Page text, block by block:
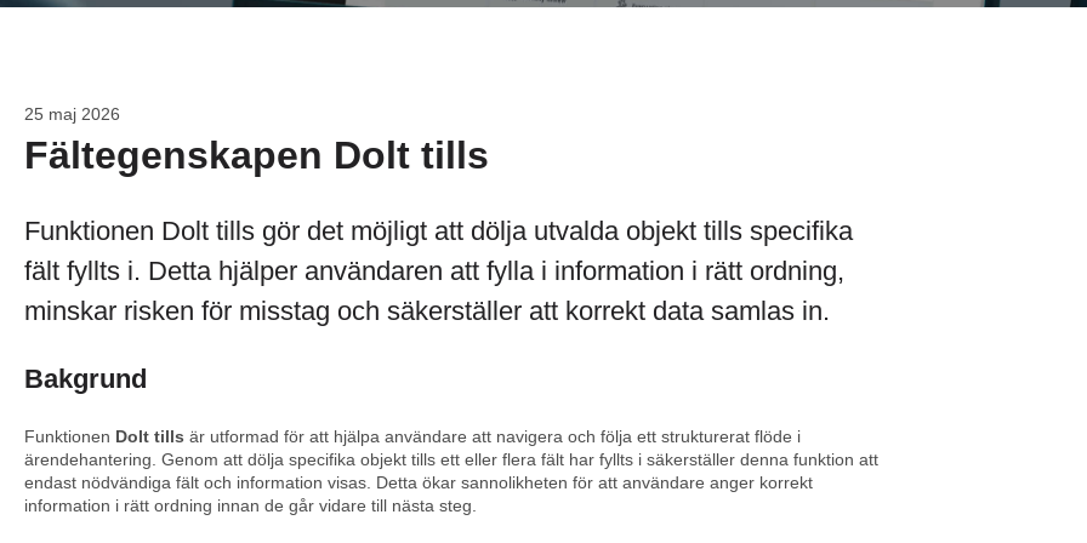
25 maj 2026
Fältegenskapen Dolt tills
Funktionen Dolt tills gör det möjligt att dölja utvalda objekt tills specifika
fält fyllts i. Detta hjälper användaren att fylla i information i rätt ordning,
minskar risken för misstag och säkerställer att korrekt data samlas in.
Bakgrund
Funktionen Dolt tills är utformad för att hjälpa användare att navigera och följa ett strukturerat flöde i
ärendehantering. Genom att dölja specifika objekt tills ett eller flera fält har fyllts i säkerställer denna funktion att
endast nödvändiga fält och information visas. Detta ökar sannolikheten för att användare anger korrekt
information i rätt ordning innan de går vidare till nästa steg.